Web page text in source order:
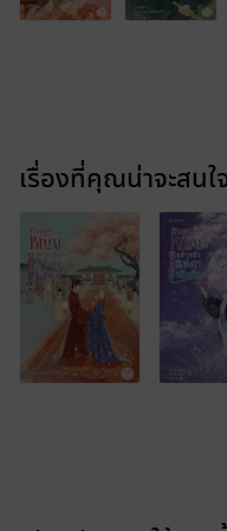
เรื่องที่คุณน่าจะสนใ